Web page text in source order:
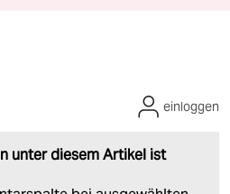
unter diesem Artikel ist
einloggen